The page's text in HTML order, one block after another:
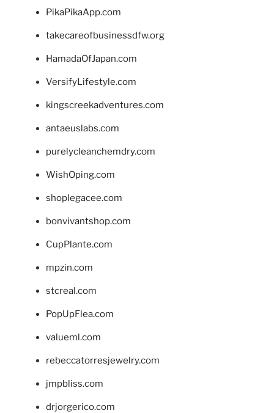
PikaPikaApp.com
takecareofbusinessdfw.org
HamadaOfJapan.com
VersifyLifestyle.com
kingscreekadventures.com
antaeuslabs.com
purelycleanchemdry.com
WishOping.com
shoplegacee.com
bonvivantshop.com
CupPlante.com
mpzin.com
stcreal.com
PopUpFlea.com
valueml.com
rebeccatorresjewelry.com
jmpbliss.com
drjorgerico.com